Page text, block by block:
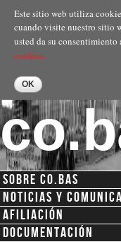
Este sitio web utiliza
cuando visite nuestro sitio
usted da su consentimiento
cookies.
SOBRE CO.BAS
NOTICIAS Y
AFILIACIÓN
DOCUMENTACIÓN